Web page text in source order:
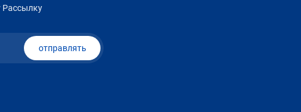
Рассылку
отправлять